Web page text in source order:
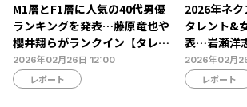
M1層とF1層に人気の40代男優
ランキングを発表…藤原竜也や
櫻井翔らがランクイン【タレン
トパワーランキング】
2026年02月26日 12:00
レポート
2026年ネ
タレント&
表…岩瀬洋
クイン【タ
ング】
2026年02月
レポート